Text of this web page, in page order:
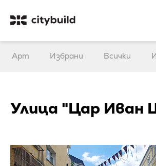
Арт Избрани Всички
Улица "Цар